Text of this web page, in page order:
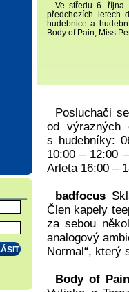
Ve středu 6. října
předchozích letech
hudebnice a
Body of Pain, Miss
Posluchači
od výrazných
s hudebníky:
10:00 – 12:00
Arleta 16:00 –
badfocus
Člen kapely
za sebou
analogový
Normal“, který
Body of